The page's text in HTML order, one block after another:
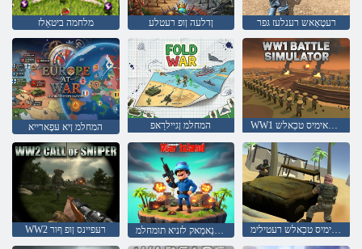
מלחמה ביטאַלז ןדלעה ןופ רעטלע רעטָאָאש רענלעז גּפר
המחלמ ןיא עּפָארייא המחלמ ןגיילרַאפ WW1 רעטיילַאימיס טכַאלש
WW2 רעּפיינס ןופ ףור רעדנַאמַאק לזניא תומחלמ רעטיילַאימיס טכַאלש רעטילימ